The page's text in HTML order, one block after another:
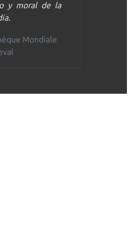
y moral de la
Mondiale